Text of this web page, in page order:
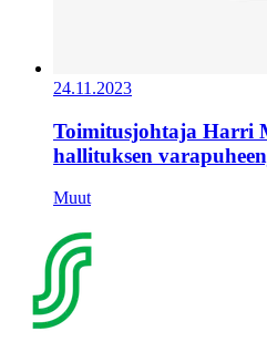
24.11.2023
Toimitusjohtaja Harri
hallituksen
Muut